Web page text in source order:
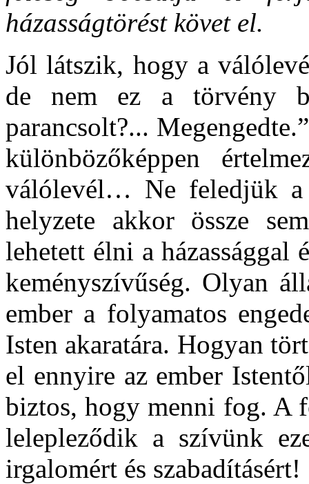
házasságtörést követ el.
Jól látszik, hogy a
de nem ez a törvény
parancsolt?...
különbözőképpen
válólevél… Ne feledjük a
helyzete akkor össze
lehetett élni a házassággal
keményszívűség. Olyan
ember a folyamatos
Isten akaratára. Hogyan
el ennyire az ember
biztos, hogy menni fog. A
lelepleződik a szívünk
irgalomért és szabadításért!